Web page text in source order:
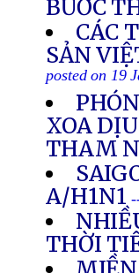
BƯỚC
CÁC
SẢN
posted on 19
XOA
THAM
A/H1N1
THỜI